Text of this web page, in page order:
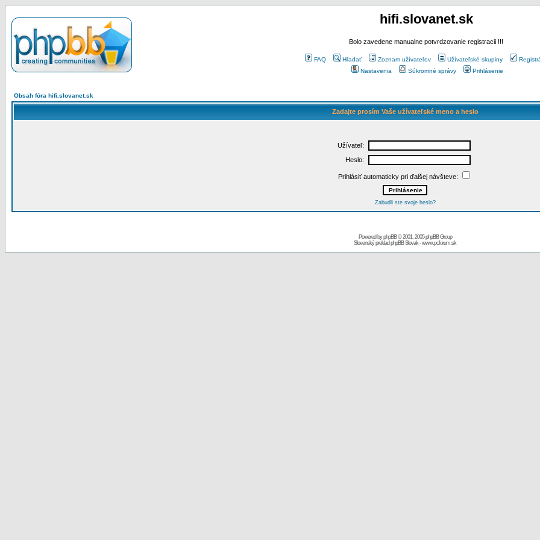
hifi.slovanet.sk
Bolo zavedene manualne potvrdzovanie registracii !!!
FAQ Hľadať Zoznam užívateľov Užívateľské skupiny
Nastavenia
Súkromné správy Prihlásenie
Obsah fóra hifi.slovanet.sk
Zadajte prosím Vaše užívateľské meno a heslo
Užívateľ:
Heslo:
Prihlásiť automaticky pri ďalšej návšteve:
Zabudli ste svoje heslo?
Powered byphpBB© 2001, 2005 phpBB Group
Slovenský preklad phpBB Slovak-www.pcforum.sk